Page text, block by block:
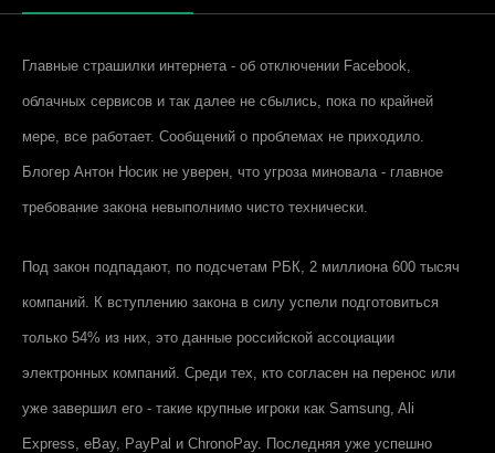
Главные страшилки интернета - об отключении Facebook
облачных сервисов и так далее не сбылись, пока по крайней
мере, все работает. Сообщений о проблемах не приходило.
Блогер Антон Носик не уверен, что угроза миновала - главное
требование закона невыполнимо чисто технически.
Под закон подпадают, по подсчетам РБК, 2 миллиона 600 тысяч
компаний. К вступлению закона в силу успели подготовиться
только 54% из них, это данные российской ассоциации
электронных компаний. Среди тех, кто согласен на перенос или
уже завершил его - такие крупные игроки как Samsung, Ali
Express, eBay, PayPal и ChronoPay. Последняя уже успешно